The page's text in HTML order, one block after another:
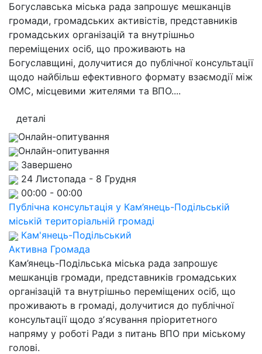
Богуславська міська рада запрошує мешканців
громади, громадських активістів, представників
громадських організацій та внутрішньо
переміщених осіб, що проживають на
Богуславщині, долучитися до публічної консультації
щодо найбільш ефективного формату взаємодії між
ОМС, місцевими жителями та ВПО....
деталі
Онлайн-опитування
Онлайн-опитування
Завершено
24 Листопада - 8 Грудня
00:00 - 00:00
Публічна консультація у Кам’янець-Подільській
міській територіальній громаді
Кам'янець-Подільський
Активна Громада
Кам’янець-Подільська міська рада запрошує
мешканців громади, представників громадських
організацій та внутрішньо переміщених осіб, що
проживають в громаді, долучитися до публічної
консультації щодо зʼясування пріоритетного
напряму у роботі Ради з питань ВПО при міському
голові.